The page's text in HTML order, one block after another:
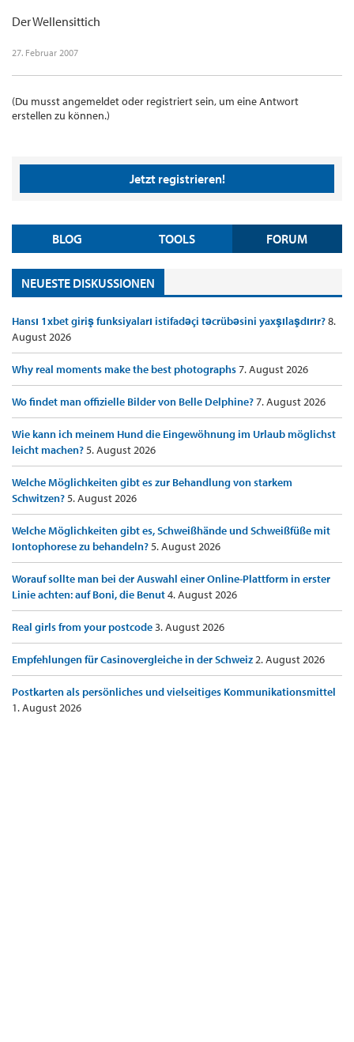
Der Wellensittich
27. Februar 2007
(Du musst angemeldet oder registriert sein, um eine Antwort
erstellen zu können.)
Jetzt registrieren!
BLOG TOOLS FORUM
NEUESTE DISKUSSIONEN
Hansı 1xbet giriş funksiyaları istifadəçi təcrübəsini yaxşılaşdırır?8.
August 2026
Why real moments make the best photographs7. August 2026
Wo findet man offizielle Bilder von Belle Delphine?7. August 2026
Wie kann ich meinem Hund die Eingewöhnung im Urlaub möglichst
leicht machen?5. August 2026
Welche Möglichkeiten gibt es zur Behandlung von starkem
Schwitzen?5. August 2026
Welche Möglichkeiten gibt es, Schweißhände und Schweißfüße mit
Iontophorese zu behandeln?5. August 2026
Worauf sollte man bei der Auswahl einer Online-Plattform in erster
Linie achten: auf Boni, die Benut4. August 2026
Real girls from your postcode3. August 2026
Empfehlungen für Casinovergleiche in der Schweiz2. August 2026
Postkarten als persönliches und vielseitiges Kommunikationsmittel
1. August 2026